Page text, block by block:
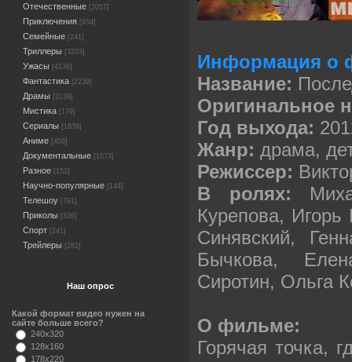
Отечественные [2057]
Приключения [954]
Семейные [241]
Триллеры [3203]
Ужасы [4136]
Фантастика [2239]
Драмы [3139]
Мистика [179]
Сериалы [1839]
Аниме [408]
Документальные [1573]
Разное [152]
Научно-популярные [144]
Телешоу [791]
Приколы [336]
Спорт [241]
Трейлеры [282]
Наш опрос
Какой формат видео нужен на
сайте больше всего?
240x320
128x160
178x220
Информация о
Название:
Оригинальное
Год выхода:
Жанр: драма,
Режиссер:
В ролях:
Курепова,
Синявский,
Бычкова,
Сиротин, Ольга
О фильме:
Горячая точка,